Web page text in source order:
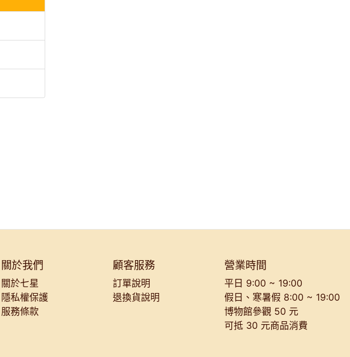
關於我們
關於七星
隱私權保護
服務條款
顧客服務
訂單說明
退換貨說明
營業時間
平日 9:00 ~ 19:00
假日、寒暑假 8:00 ~ 19:00
博物館參觀 50 元
可抵 30 元商品消費